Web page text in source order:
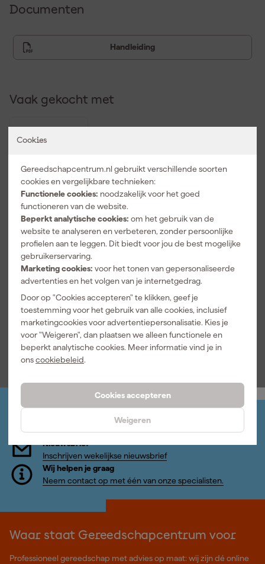
Cookies
Gereedschapcentrum.nl gebruikt verschillende soorten
cookies en vergelijkbare technieken:
Functionele cookies: noodzakelijk voor het goed
functioneren van de website.
Beperkt analytische cookies: om het gebruik van de
website te analyseren en verbeteren, zonder persoonlijke
profielen aan te leggen. Dit biedt voor jou de best mogelijke
gebruikerservaring.
Marketing cookies: voor het tonen van gepersonaliseerde
advertenties en het volgen van je internetgedrag.
Door op "Cookies accepteren" te klikken, geef je
toestemming voor het gebruik van alle cookies, inclusief
marketingcookies voor advertentiepersonalisatie. Kies je
voor "Weigeren", dan plaatsen we alleen functionele en
beperkt analytische cookies. Meer informatie vind je in
onscookiebeleid.
Cookies accepteren
Weigeren
Documenten
Handleiding
Vaak gekocht met
Eurom
Window Way
Out 2.0
Maandag
bezorgd
43,64
Log-in en beheer je bestellingen en gegevens
Nieuwsbrief
Inschrijven wekelijkse nieuwsbrief
Wij helpen je graag
Neem contact op met één van onze specialisten.
Waar staat Gereedschapcentrum voor
Professioneel gereedschap met advies op maat: wij zijn dé online